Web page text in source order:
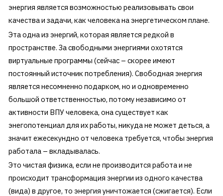
энергия является возможностью реализовывать свои
качества и задачи, как человека на энергетическом плане.
Эта одна из энергий, которая является редкой в
пространстве. За свободными энергиями охотятся
виртуальные программы (сейчас – скорее имеют
постоянный источник потребления). Свободная энергия
является несомненно подарком, но и одновременно
большой ответственностью, потому независимо от
активности ВПУ человека, она существует как
энегопотенциал для их работы, никуда не может деться, а
значит ежесекундно от человека требуется, чтобы энергия
работала – вкладывалась.
Это чистая физика, если не производится работа и не
происходит трансформация энергии из одного качества
(вида) в другое, то энергия уничтожается (сжигается). Если